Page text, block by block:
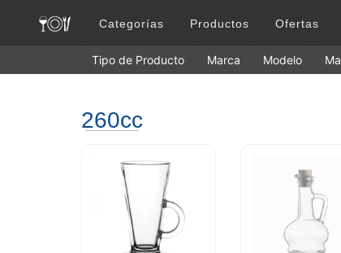
Categorías Productos Ofertas
Tipo de Producto Marca Modelo
260cc